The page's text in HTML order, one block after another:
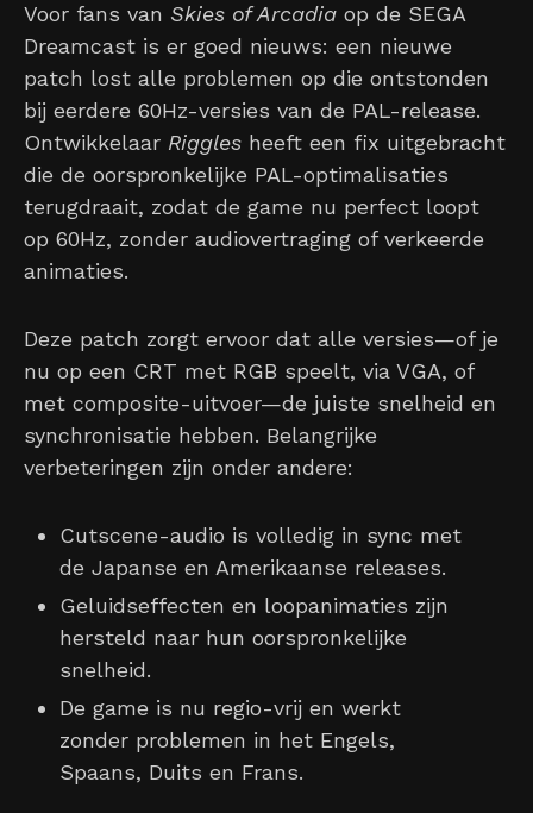
Voor fans van Skies of Arcadia op de SEGA
Dreamcast is er goed nieuws: een nieuwe
patch lost alle problemen op die ontstonden
bij eerdere 60Hz-versies van de PAL-release.
Ontwikkelaar Riggles heeft een fix uitgebracht
die de oorspronkelijke PAL-optimalisaties
terugdraait, zodat de game nu perfect loopt
op 60Hz, zonder audiovertraging of verkeerde
animaties.
Deze patch zorgt ervoor dat alle versies—of je
nu op een CRT met RGB speelt, via VGA, of
met composite-uitvoer—de juiste snelheid en
synchronisatie hebben. Belangrijke
verbeteringen zijn onder andere:
Cutscene-audio is volledig in sync met
de Japanse en Amerikaanse releases.
Geluidseffecten en loopanimaties zijn
hersteld naar hun oorspronkelijke
snelheid.
De game is nu regio-vrij en werkt
zonder problemen in het Engels,
Spaans, Duits en Frans.